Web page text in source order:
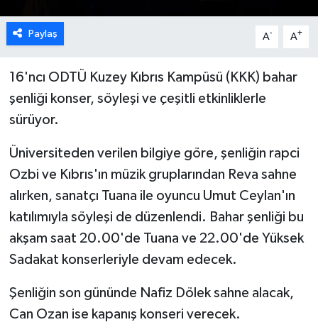
Paylaş A- A+
16'ncı ODTÜ Kuzey Kıbrıs Kampüsü (KKK) bahar
şenliği konser, söyleşi ve çeşitli etkinliklerle
sürüyor.
Üniversiteden verilen bilgiye göre, şenliğin rapci
Ozbi ve Kıbrıs'ın müzik gruplarından Reva sahne
alırken, sanatçı Tuana ile oyuncu Umut Ceylan'ın
katılımıyla söyleşi de düzenlendi. Bahar şenliği bu
akşam saat 20.00'de Tuana ve 22.00'de Yüksek
Sadakat konserleriyle devam edecek.
Şenliğin son gününde Nafiz Dölek sahne alacak,
Can Ozan ise kapanış konseri verecek.
GÜNEY KIBRIS
KÜLTÜR SANAT
LEFKOŞA
Nöbetçi Eczaneler
SAĞLIK